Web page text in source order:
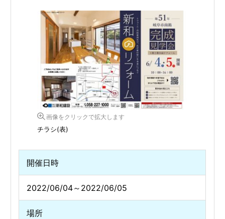
画像をクリックで拡大します
チラシ(表)
開催日時
2022/06/04～2022/06/05
場所